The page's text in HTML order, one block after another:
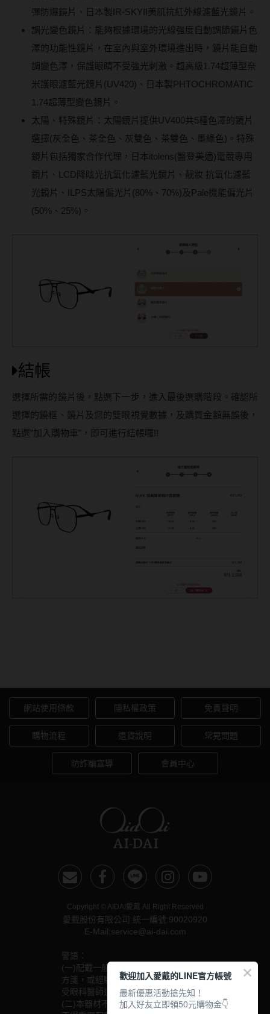
彈防爆鏡片、日本製IR-SKYII美肌抗紅外線濾藍光鏡片。
調光變色鏡片：能夠根據環境的光線強度自動調節鏡片色
澤的功能性鏡片，在室內與室外環境進出時，鏡片能自動
調變色澤，保護眼睛不受強光刺激。超高級1.74超薄型奈
米護眼濾藍光鏡片(UV420)、日本製PHTOCHROMATIC
1.74超薄型變色鏡片。
太陽、特殊鏡片：太陽鏡片提供UV400共5種色澤的鏡片
選擇(灰全色、茶全色、灰雙色、茶雙色、墨綠色)。特殊
鏡片包括獨家合作代理，日本itolens(醫登美適)電競專用
鏡片、LCD降眩光抗氧化濾藍光鏡片、靓妝 抗氧化濾藍
光鏡片、ILPS太陽偏光片(80%、70%)及Pale機能偏光片
(50%、25%)。
結帳
選擇所需的鏡片後，點選下一步，進入最後選購階段。確認所
選擇的鏡框、鏡片及您的雙眼視覺數據，及購買金額無誤後，
點選”加入購物車”，即可進行結帳囉!!
網站使用條款 隱私權政策 免責聲明
購物流程 退貨說明 常見問題
防詐騙宣導 會員中心
Copyright © AIDAI愛戴 All Right Reserved
愛戴股份有限公司 統一編號:90020920
E-Mail:service@ai-dai.com
警語：
(一)配戴一般隱形眼鏡須經眼科醫師驗光配鏡取得處
方箋，或經驗光人員驗光配鏡取得配鏡單，並定期接
受眼科醫師追蹤檢查。
(二)本器材不得逾中文說明書建議之最長配戴時數、
歡迎加入愛戴的LINE官方帳號
最新優惠活動搶先知！
加入好友立即領50元購物金👇